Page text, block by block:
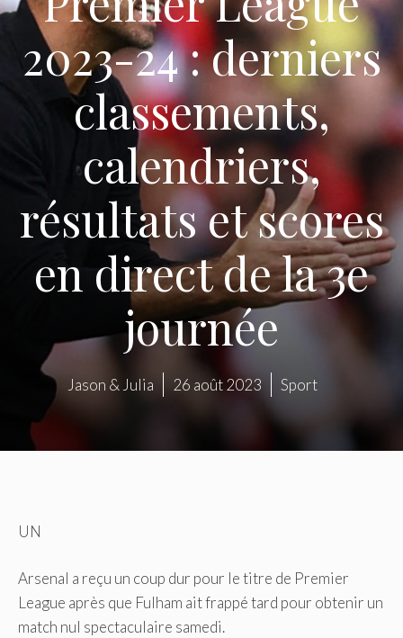
2023-24 : derniers
classements,
calendriers,
résultats et scores
en direct de la 3e
journée
Jason & Julia 26 août 2023 Sport
UN
Arsenal a reçu un coup dur pour le titre de Premier
League après que Fulham ait frappé tard pour obtenir un
match nul spectaculaire samedi.